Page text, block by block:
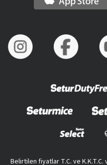
Belirtilen fiyatlar T.C. ve